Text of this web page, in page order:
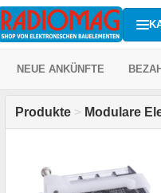
NEUE ANKÜNFTE
Produkte > Modulare